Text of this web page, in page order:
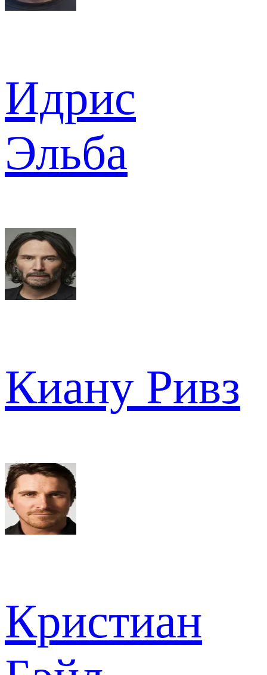
Идрис
Эльба
Киану Ривз
Кристиан